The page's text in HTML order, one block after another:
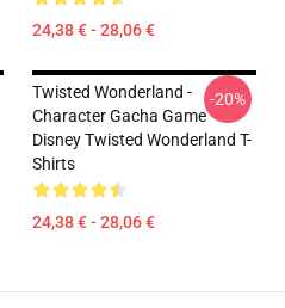
24,38 € - 28,06 €
Twisted Wonderland -
Character Gacha Game
Disney Twisted Wonderland T-
Shirts
24,38 € - 28,06 €
-20%